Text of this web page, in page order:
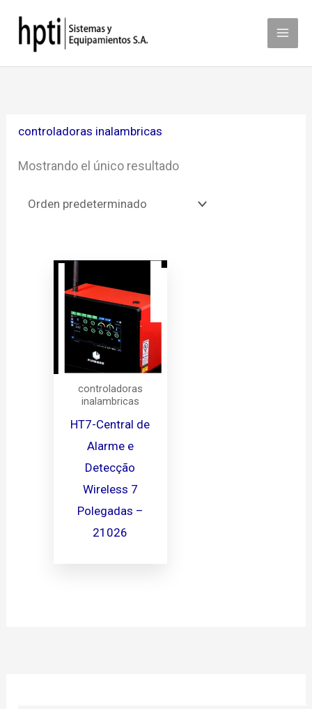
contenido
controladoras inalambricas
Mostrando el único resultado
controladoras
inalambricas
HT7-Central de
Alarme e
Detecção
Wireless 7
Polegadas –
21026